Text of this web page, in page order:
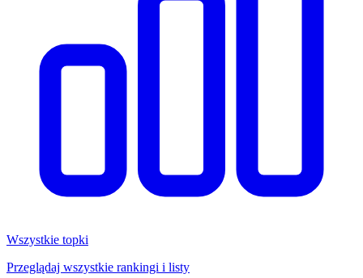
Wszystkie topki
Przeglądaj wszystkie rankingi i listy